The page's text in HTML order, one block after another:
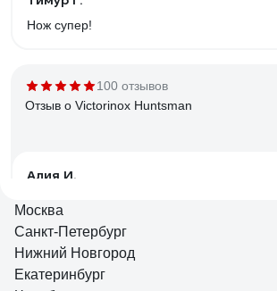
Нож супер!
100 отзывов
Отзыв о Victorinox Huntsman
Алия И.
23 отзыва
Отзыв о Victorinox SwissChamp
Москва
Санкт-Петербург
Нижний Новгород
Екатеринбург